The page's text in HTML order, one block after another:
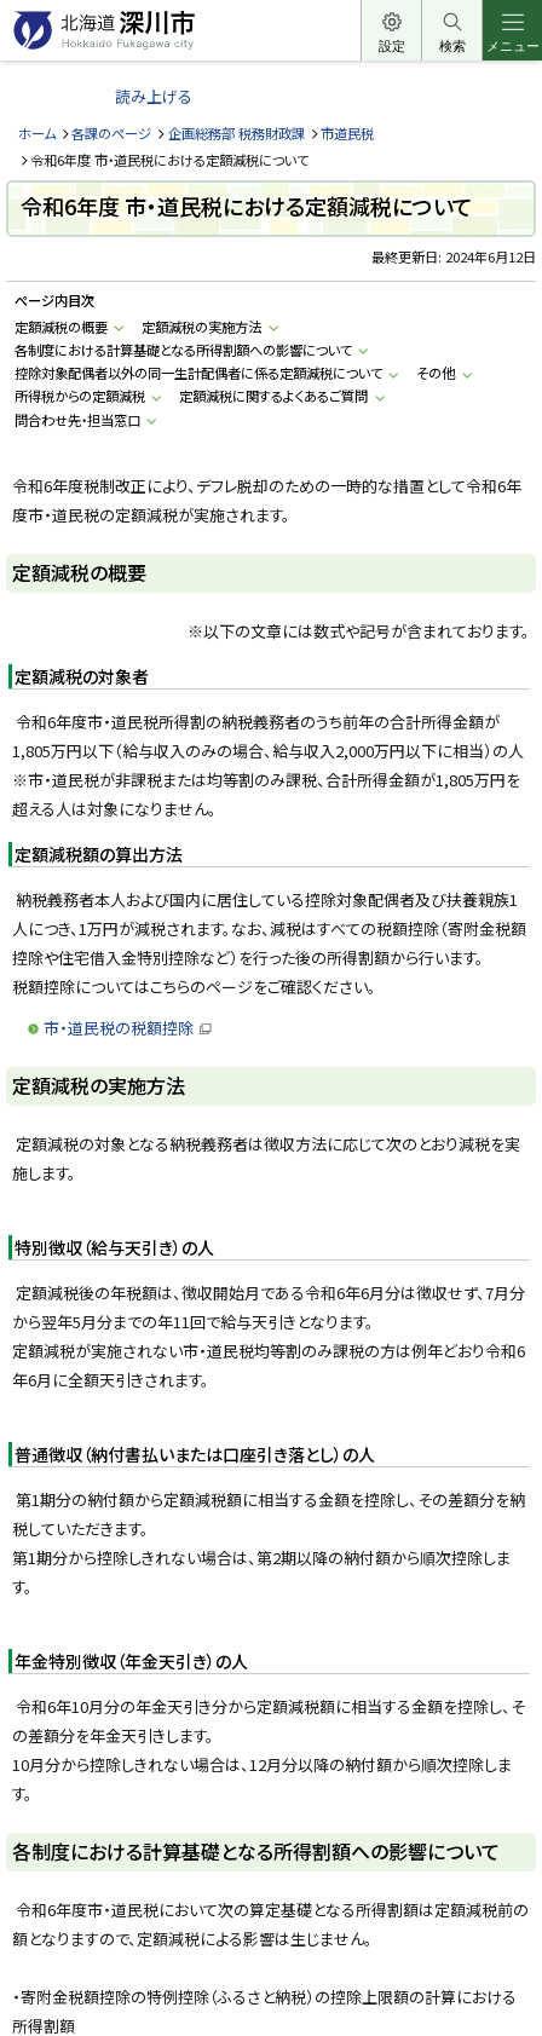
本
文
へ
ー
北
道
深
川
市
H
k
a
d
o
F
u
k
a
a
c
i
y
設定 検索 メニュー
読み上げる
ホーム 各課のページ 企画総務部 税務財政課
市道民税
令和6年度 市・道民税における定額減税について
令和6年度 市・道民税における定額減税について
最終更新日: 2024年6月12日
ページ内目次
定額減税の概要
定額減税の実施方法
各制度における計算基礎となる所得割額への影響について
控除対象配偶者以外の同一生計配偶者に係る定額減税について
その他
所得税からの定額減税
定額減税に関するよくあるご質問
問合わせ先・担当窓口
令和6年度税制改正により、デフレ脱却のための一時的な措置として令和6年
度市・道民税の定額減税が実施されます。
定額減税の概要
※以下の文章には数式や記号が含まれております。
定額減税の対象者
令和6年度市・道民税所得割の納税義務者のうち前年の合計所得金額が
1,805万円以下（給与収入のみの場合、給与収入2,000万円以下に相当）の人
※市・道民税が非課税または均等割のみ課税、合計所得金額が1,805万円を
超える人は対象になりません。
定額減税額の算出方法
納税義務者本人および国内に居住している控除対象配偶者及び扶養親族1
人につき、1万円が減税されます。なお、減税はすべての税額控除（寄附金税額
控除や住宅借入金特別控除など）を行った後の所得割額から行います。
税額控除についてはこちらのページをご確認ください。
市・道民税の税額控除
ィ
ド
ウ
）
ト
ッ
プ
に
定額減税の実施方法
定額減税の対象となる納税義務者は徴収方法に応じて次のとおり減税を実
施します。
特別徴収（給与天引き）の人
定額減税後の年税額は、徴収開始月である令和6年6月分は徴収せず、7月分
から翌年5月分までの年11回で給与天引きとなります。
定額減税が実施されない市・道民税均等割のみ課税の方は例年どおり令和6
年6月に全額天引きされます。
普通徴収（納付書払いまたは口座引き落とし）の人
第1期分の納付額から定額減税額に相当する金額を控除し、その差額分を納
税していただきます。
第1期分から控除しきれない場合は、第2期以降の納付額から順次控除しま
す。
年金特別徴収（年金天引き）の人
令和6年10月分の年金天引き分から定額減税額に相当する金額を控除し、そ
の差額分を年金天引きします。
10月分から控除しきれない場合は、12月分以降の納付額から順次控除しま
す。
ト
ッ
プ
に
る
各制度における計算基礎となる所得割額への影響について
令和6年度市・道民税において次の算定基礎となる所得割額は定額減税前の
額となりますので、定額減税による影響は生じません。
・寄附金税額控除の特例控除（ふるさと納税）の控除上限額の計算における
所得割額